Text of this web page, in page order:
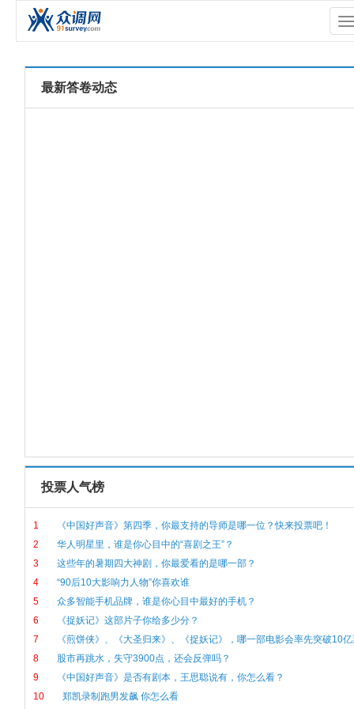
最新答卷动态
投票人气榜
1
《中国好声音》第四季，你最支持的导师是哪一位？快来投票吧！
2
华人明星里，谁是你心目中的“喜剧之王”？
3
这些年的暑期四大神剧，你最爱看的是哪一部？
4
“90后10大影响力人物”你喜欢谁
5
众多智能手机品牌，谁是你心目中最好的手机？
6
《捉妖记》这部片子你给多少分？
7
《煎饼侠》、《大圣归来》、《捉妖记》，哪一部电影会率先突破10
8
股市再跳水，失守3900点，还会反弹吗？
9
《中国好声音》是否有剧本，王思聪说有，你怎么看？
10
郑凯录制跑男发飙 你怎么看